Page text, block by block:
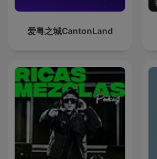
爱粤之城CantonLand